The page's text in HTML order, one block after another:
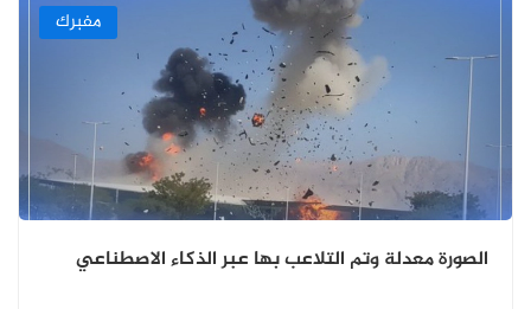
مفبرك
الصورة معدلة وتم التلاعب بها عبر الذكاء الاصطناعي